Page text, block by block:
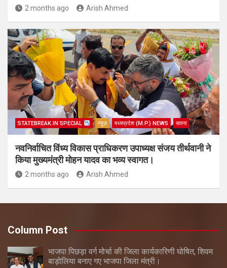
2 months ago Arish Ahmed
STATEBREAK.IN SPECIAL न्यूज़ मध्यप्रदेश (M.P.) NEWS सतना
नवनिर्वाचित विंध्य विकास प्राधिकरण उपाध्यक्ष संजय तीर्थवानी ने
किया मुख्यमंत्री मोहन यादव का भव्य स्वागत।
2 months ago Arish Ahmed
Column Post
भाजपा पिछड़ा वर्ग मोर्चा की जिला कार्यकारिणी घोषित, शिवम
बाड़ोलिया बनाए गए भाजपा जिला मंत्री।